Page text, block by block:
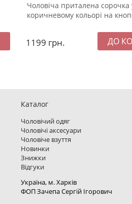
Чоловіча приталена сорочка
коричневому кольорі на
1199 грн.
Каталог
Чоловічий одяг
Чоловічі аксесуари
Чоловіче взуття
Новинки
Знижки
Відгуки
Україна, м. Харкiв
ФОП Зачепа Сергій Ігорович